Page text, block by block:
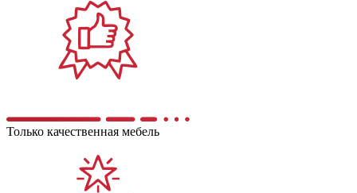
Только качественная мебель